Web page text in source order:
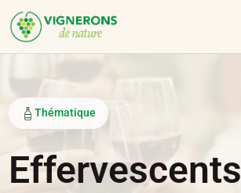
Thématique
Effervescents
Panneau de gestion des cookies